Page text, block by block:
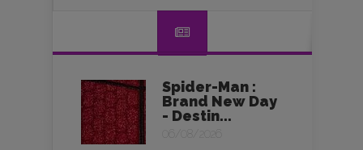
Spider-Man :
Brand New Day
- Destin...
06/08/2026